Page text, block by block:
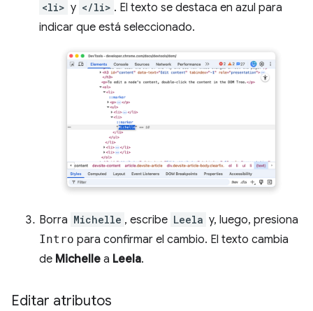
<li> y </li> . El texto se destaca en azul para
indicar que está seleccionado.
Borra Michelle , escribe Leela y, luego, presiona
Intro para confirmar el cambio. El texto cambia
de Michelle a Leela.
Editar atributos